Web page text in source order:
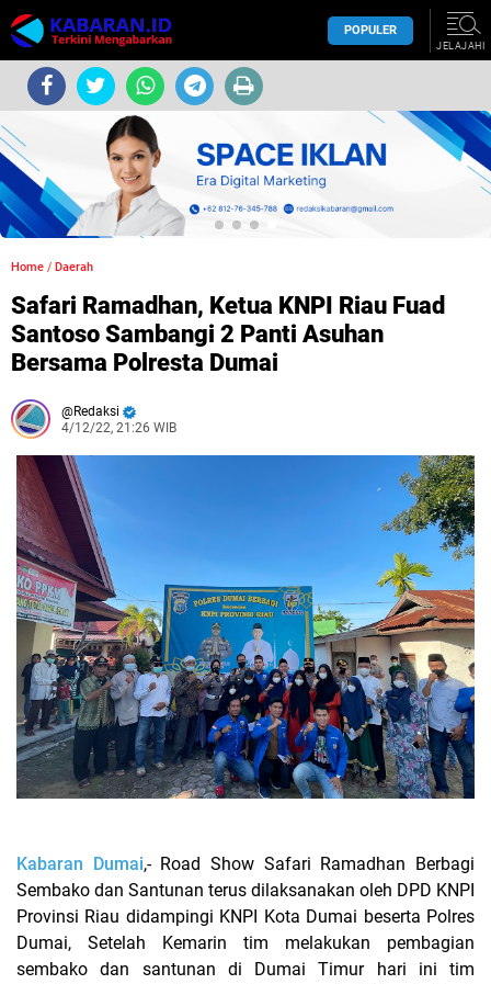
POPULER
JELAJAHI
Home / Daerah
Safari Ramadhan, Ketua KNPI Riau Fuad
Santoso Sambangi 2 Panti Asuhan
Bersama Polresta Dumai
Redaksi
4/12/22, 21:26 WIB
Kabaran Dumai,- Road Show Safari Ramadhan Berbagi
Sembako dan Santunan terus dilaksanakan oleh DPD KNPI
Provinsi Riau didampingi KNPI Kota Dumai beserta Polres
Dumai, Setelah Kemarin tim melakukan pembagian
sembako dan santunan di Dumai Timur hari ini tim